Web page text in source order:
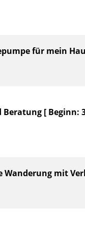
für mein
[ Beginn:
mit